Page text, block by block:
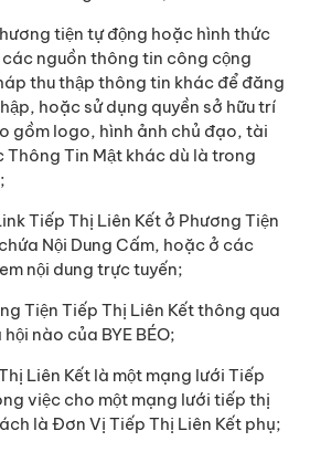
tiện tự động hoặc hình thức
nguồn thông tin công cộng
thu thập thông tin khác để đăng
hoặc sử dụng quyền sở hữu trí
gồm logo, hình ảnh chủ đạo, tài
Tin Mật khác dù là trong
Tiếp Thị Liên Kết ở Phương Tiện
Nội Dung Cấm, hoặc ở các
nội dung trực tuyến;
Tiện Tiếp Thị Liên Kết thông qua
nào của BYE BÉO;
Liên Kết là một mạng lưới Tiếp
việc cho một mạng lưới tiếp thị
là Đơn Vị Tiếp Thị Liên Kết phụ;